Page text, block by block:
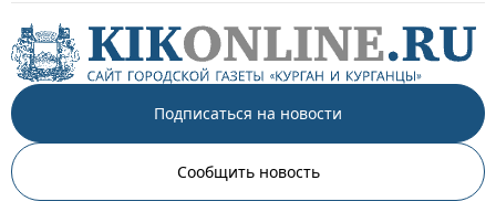
Подписаться на новости
Сообщить новость